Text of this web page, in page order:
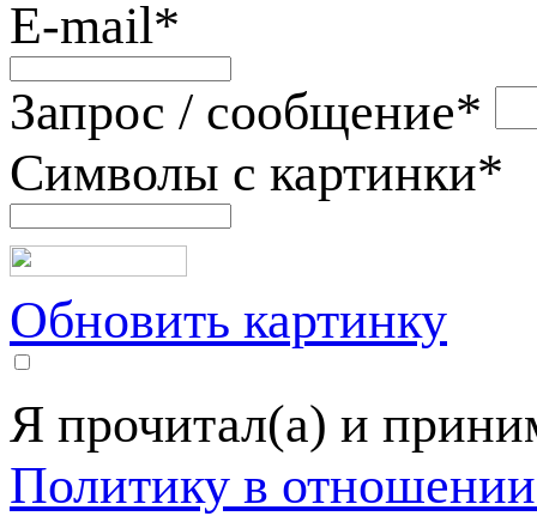
E-mail*
Запрос / сообщение*
Символы с картинки*
Обновить картинку
Я прочитал(а) и
Политику в